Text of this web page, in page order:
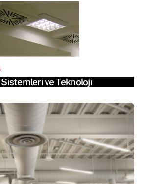
ve Teknoloji